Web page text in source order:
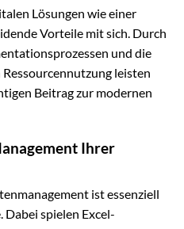
Lösungen wie einer
Vorteile mit sich. Durch
und die
leisten
Beitrag zur modernen
Ihrer
ist essenziell
Dabei spielen Excel-